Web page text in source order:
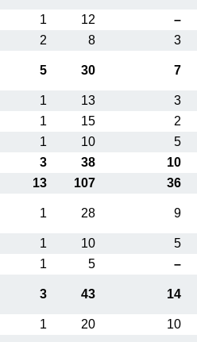
1 12
–
2 8
3
5 30 7
1 13
3
1 15
2
1 10
5
3 38
10
13 107
36
1 28 9
1 10
5
1 5
–
3 43 14
1 20
10